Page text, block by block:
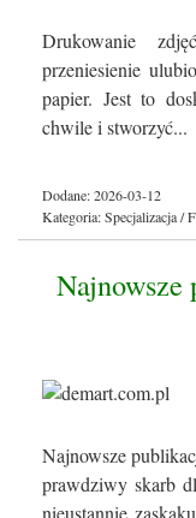
Drukowanie
przeniesienie
papier. Jest to
chwile i stworzyć...
Dodane: 2026-03-12
Kategoria: Specjalizacja /
Najnowsze publikacje wydawnictwa
Najnowsze
prawdziwy skarb
nieustannie